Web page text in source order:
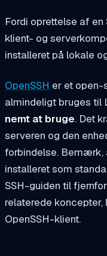
Fordi oprettelse af
klient- og
installeret på lokale
OpenSSH er et
almindeligt bruges til
nemt at bruge. Det
serveren og den
forbindelse. Bemærk,
installeret som
SSH-guiden til
relaterede koncepter,
OpenSSH-klient.